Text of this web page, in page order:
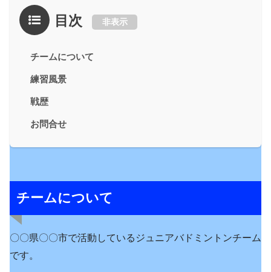
目次 非表示
チームについて
練習風景
戦歴
お問合せ
チームについて
〇〇県〇〇市で活動しているジュニアバドミントンチーム
です。